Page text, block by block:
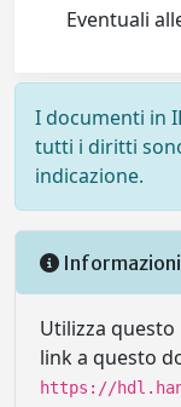
Eventuali
I documenti in
tutti i diritti
indicazione.
Informazioni
Utilizza
link a questo
https://